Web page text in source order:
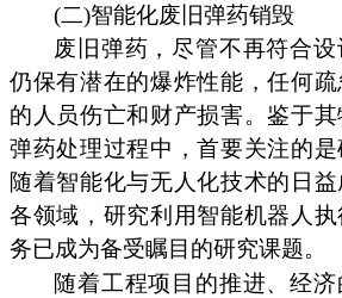
(二)智能化废旧弹药销毁
废旧弹药，尽管不再符合
仍保有潜在的爆炸性能，任何
的人员伤亡和财产损害。鉴于
弹药处理过程中，首要关注的是
随着智能化与无人化技术的日
各领域，研究利用智能机器人
务已成为备受瞩目的研究课题。
随着工程项目的推进、经